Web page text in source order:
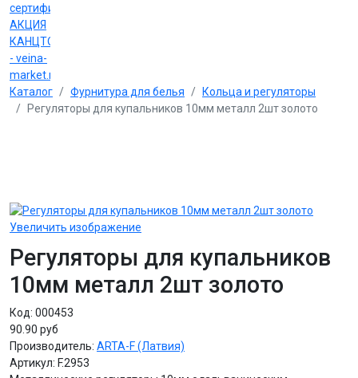
сертификаты
АКЦИЯ
КАНЦТОВАРЫ
- veina-
market.ru
Каталог
Фурнитура для белья
Кольца и регуляторы
Регуляторы для купальников 10мм металл 2шт золото
Увеличить изображение
Регуляторы для купальников
10мм металл 2шт золото
Код: 000453
90.90 руб
Производитель: ARTA-F (Латвия)
Артикул: F.2953